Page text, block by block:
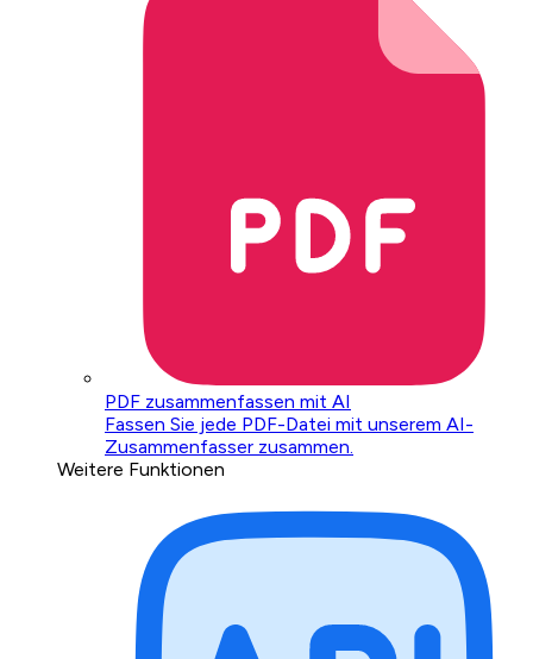
PDF zusammenfassen mit AI
Fassen Sie jede PDF-Datei mit unserem AI-
Zusammenfasser zusammen.
Weitere Funktionen